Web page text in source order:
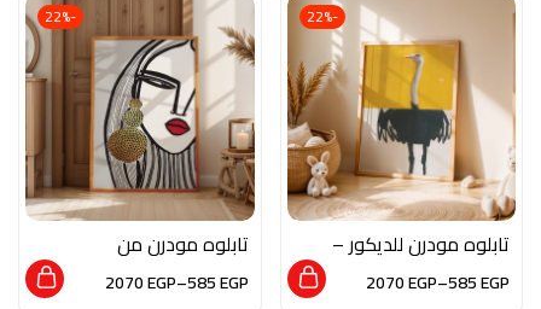
-22%
تابلوه مودرن للديكور –
نعامة585EGP
–
2070EGP
-22%
تابلوه مودرن من
الخشب الطبيعي
والزجاج بصورة من الفن
585EGP
–
2070EGP